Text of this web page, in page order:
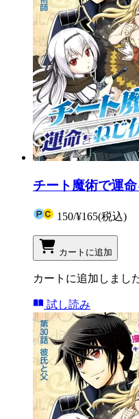
チート魔術で運
150/¥165(税込)
カートに追加
カートに追加しまし
試し読み